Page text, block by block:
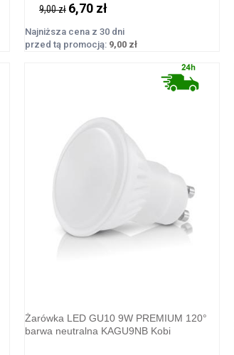
9,00 zł 6,70 zł
Najniższa cena z 30 dni
przed tą promocją: 9,00 zł
Żarówka LED GU10 9W PREMIUM 120°
barwa neutralna KAGU9NB Kobi